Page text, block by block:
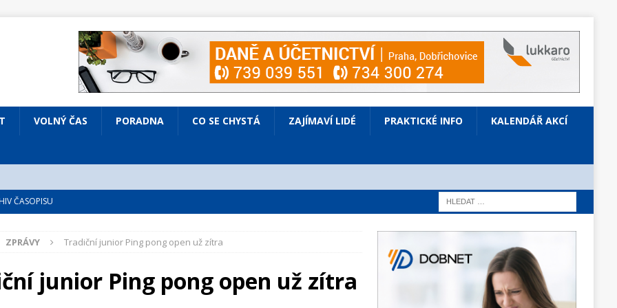
VOLNÝ ČAS PORADNA CO SE CHYSTÁ ZAJÍMAVÍ LIDÉ PRAKTICKÉ INFO KALENDÁŘ AKCÍ
ČASOPISU
VOLNÝ ČAS
Prodaná nevěsta
KULTURA
ve Všenorech
ZPRÁVY Tradiční junior Ping pong open už zítra
junior Ping pong open už zítra